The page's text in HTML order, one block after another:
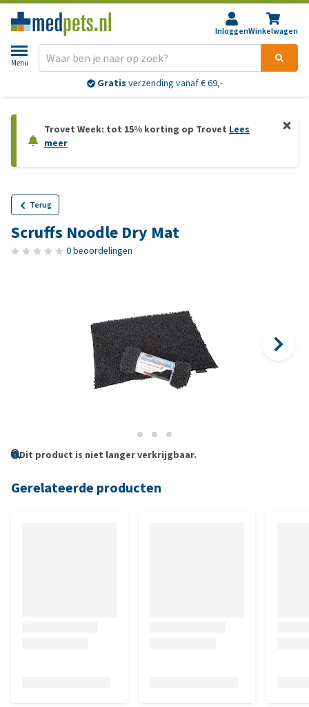
InloggenWinkelwagen
Menu
Gratis verzending vanaf € 69,-
Trovet Week: tot 15% korting op Trovet Lees
meer
Terug
Scruffs Noodle Dry Mat
0 beoordelingen
Dit product is niet langer verkrijgbaar.
Gerelateerde producten